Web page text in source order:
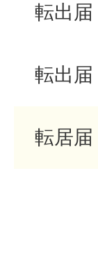
転出
転出
転居